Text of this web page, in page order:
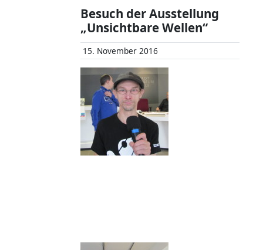
Besuch der Ausstellung
„Unsichtbare Wellen“
15. November 2016